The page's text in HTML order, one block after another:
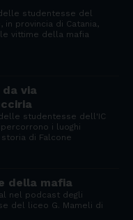
studentesse del
in provincia di Catania,
vittime della mafia
da via
studentesse dell'IC
i luoghi
di Falcone
della mafia
nel podcast degli
del liceo G. Mameli di